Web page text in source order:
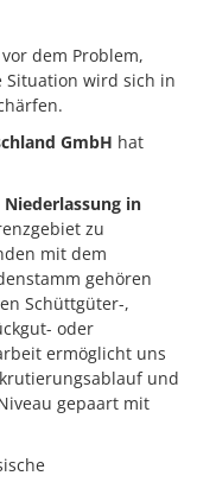
dem Problem,
Situation wird sich in
GmbH hat
Niederlassung in
zu
mit dem
gehören
Schüttgüter-,
oder
ermöglicht uns
und
gepaart mit